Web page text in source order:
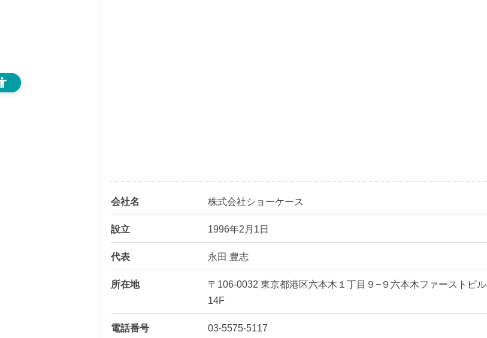
会社名 株式会社ショーケース
設立 1996年2月1日
代表 永田 豊志
所在地
〒106-0032 東京都港区六本木１丁目９−９六本木ファーストビル
14F
電話番号
03-5575-5117